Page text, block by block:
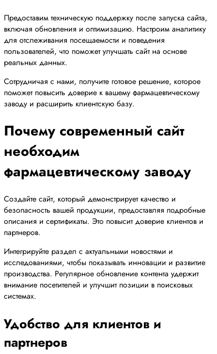
Предоставим техническую поддержку после запуска сайта,
включая обновления и оптимизацию. Настроим аналитику
для отслеживания посещаемости и поведения
пользователей, что поможет улучшать сайт на основе
реальных данных.
Сотрудничая с нами, получите готовое решение, которое
поможет повысить доверие к вашему фармацевтическому
заводу и расширить клиентскую базу.
Почему современный сайт
необходим
фармацевтическому заводу
Создайте сайт, который демонстрирует качество и
безопасность вашей продукции, предоставляя подробные
описания и сертификаты. Это повысит доверие клиентов и
партнеров.
Интегрируйте раздел с актуальными новостями и
исследованиями, чтобы показывать инновации и развитие
производства. Регулярное обновление контента удержит
внимание посетителей и улучшит позиции в поисковых
системах.
Удобство для клиентов и
партнеров